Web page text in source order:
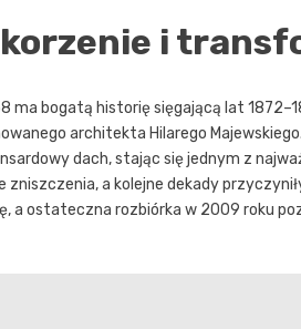
i
ma bogatą historię sięgającą lat
architekta Hilarego
dach, stając się jednym z
zniszczenia, a kolejne dekady
a ostateczna rozbiórka w 2009 roku